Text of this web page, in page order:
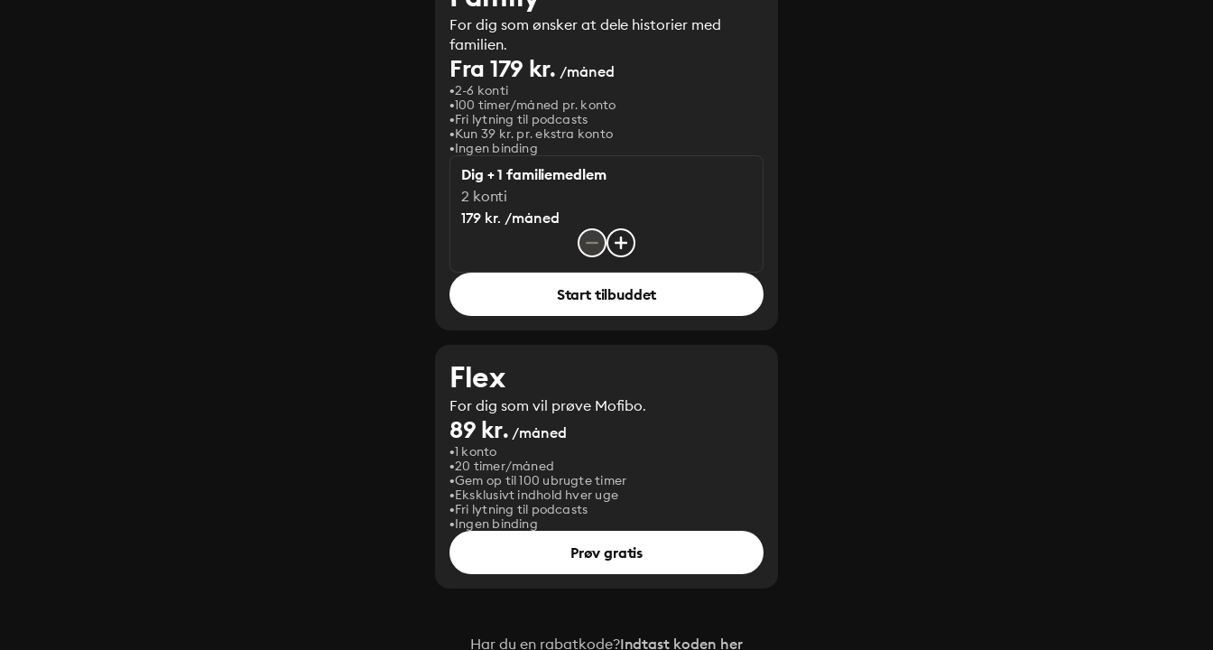
For dig som ønsker at dele historier med
familien.
Fra 179 kr. /måned
2-6 konti
100 timer/måned pr. konto
Fri lytning til podcasts
Kun 39 kr. pr. ekstra konto
Ingen binding
Dig + 1 familiemedlem
2 konti
179 kr. /måned
Start tilbuddet
Flex
For dig som vil prøve Mofibo.
89 kr. /måned
1 konto
20 timer/måned
Gem op til 100 ubrugte timer
Eksklusivt indhold hver uge
Fri lytning til podcasts
Ingen binding
Prøv gratis
Har du en rabatkode?Indtast koden her